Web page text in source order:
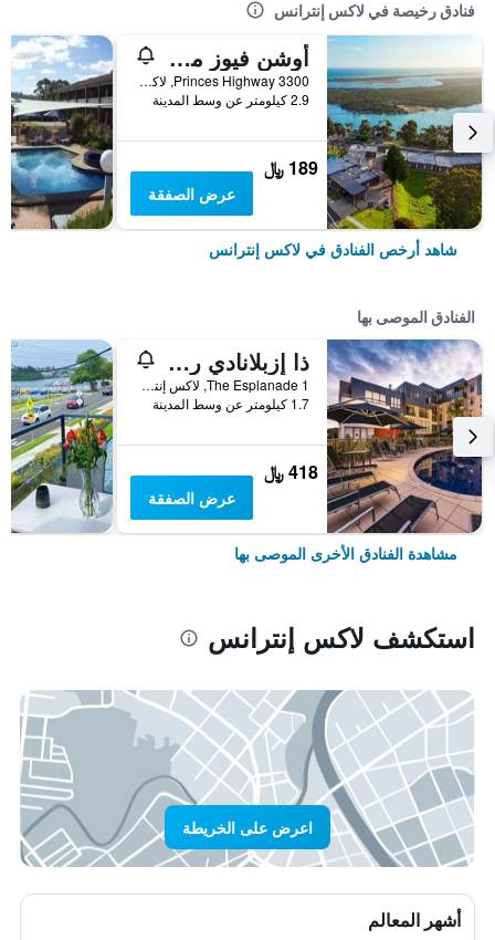
فنادق رخيصة في لاكس إنترانس
أوشن فيوز موتل ليكس إينترانس
3300 Princes Highway, لاكس إنترانس, VIC, أستراليا
2.9 كيلومتر عن وسط المدينة
189 ﷼
عرض الصفقة
شاهد أرخص الفنادق في لاكس إنترانس
الفنادق الموصى بها
ذا إزبلانادي ريزورت آند سبا
1 The Esplanade, لاكس إنترانس, VIC, أستراليا
1.7 كيلومتر عن وسط المدينة
418 ﷼
عرض الصفقة
مشاهدة الفنادق الأخرى الموصى بها
استكشف لاكس إنترانس
اعرض على الخريطة
أشهر المعالم